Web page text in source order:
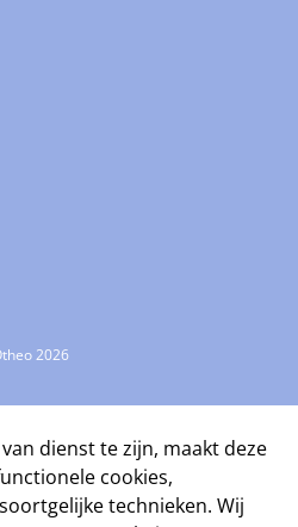
2026
dienst te zijn, maakt deze
cookies,
technieken. Wij